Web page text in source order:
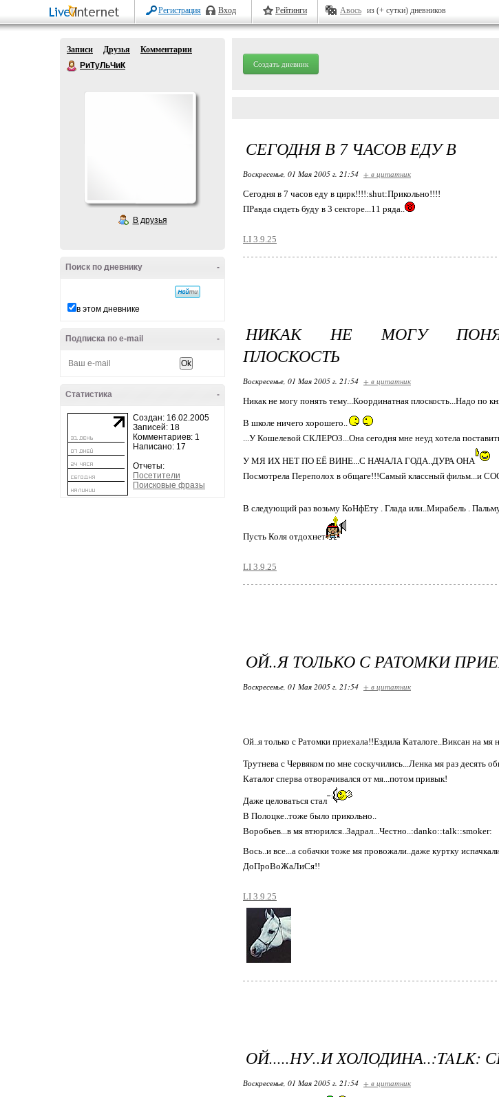
Регистрация Вход Рейтинги Авось из (+ сутки) дневников
Записи Друзья
Комментарии
РиТуЛьЧиК
В друзья
-
Поиск по дневнику
в этом дневнике
-
Подписка по e-mail
-
Статистика
Создан: 16.02.2005
Записей: 18
Комментариев: 1
Написано: 17
Отчеты:
Посетители
Поисковые фразы
Создать дневник
СЕГОДНЯ В 7 ЧАСОВ ЕДУ В
Воскресенье, 01 Мая 2005 г. 21:54 + в цитатник
Сегодня в 7 часов еду в цирк!!!!:shut:Прикольно!!!!
ПРавда сидеть буду в 3 секторе...11 ряда..
LI 3.9.25
НИКАК НЕ МОГУ
ПЛОСКОСТЬ
Воскресенье, 01 Мая 2005 г. 21:54 + в цитатник
Никак не могу понять тему...Координатная плоскость...Надо по
В школе ничего хорошего..
...У Кошелевой СКЛЕРОЗ...Она сегодня мне неуд хотела
У МЯ ИХ НЕТ ПО ЕЁ ВИНЕ...С НАЧАЛА ГОДА..ДУРА ОНА
Посмотрела Переполох в общаге!!!Самый классный фильм...и
В следующий раз возьму КоНфЕту . Глада или..Мирабель .
Пусть Коля отдохнет
LI 3.9.25
ОЙ..Я ТОЛЬКО С РАТОМКИ
Воскресенье, 01 Мая 2005 г. 21:54 + в цитатник
Ой..я только с Ратомки приехала!!Ездила Каталоге..Виксан на мя
Трутнева с Червяком по мне соскучились...Ленка мя раз десять
Каталог сперва отворачивался от мя...потом привык!
Даже целоваться стал
В Полоцке..тоже было прикольно..
Воробьев...в мя втюрился..Задрал...Честно..:danko::talk::smoker:
Вось..и все...а собачки тоже мя провожали..даже куртку
ДоПроВоЖаЛиСя!!
LI 3.9.25
ОЙ.....НУ..И ХОЛОДИНА..:TALK:
Воскресенье, 01 Мая 2005 г. 21:54 + в цитатник